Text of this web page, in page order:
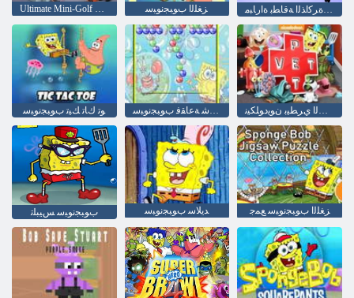
Ultimate Mini-Golf ﻲﻓ ﻥﻮﻳﺩﻮﻠﻜﻴﻧ ﻢﻟﺎﻋ ﺰﻐﻠﻟﺍ ﺏﻮﺒﺠﻧﻮﺒﺳ ﺏﻮﺒﺠﻧﻮﺒﺳ ﺓﺮﻛﺍﺬﻟﺍ ﺔﻗﺎﻄﺑ ﺓﺍﺭﺎﺒﻣ
ﻮﺗ ﻙﺎﺗ ﻚﻴﺗ ﺏﻮﺒﺠﻧﻮﺒﺳ ﺕﻮﺷ ﺔﻋﺎﻘﻓ ﺏﻮﺒﺠﻧﻮﺒﺳ ﺔﻔﻴﻟﻷ ﺍ ﺕﺎﻧﺍﻮﻴﺤﻟﺍ ﻱﺮﻄﻴﺑ ﻥﻮﻳﺩﻮﻠﻜﻴﻧ
ﺏﻮﺒﺠﻧﻮﺒﺳ ﺲﻴﺒﻠﺗ ﺪﻳﻼ ﺳ ﺏﻮﺒﺠﻧﻮﺒﺳ ﺰﻐﻠﻟﺍ ﺏﻮﺒﺠﻧﻮﺒﺳ ﻊﻤﺟ